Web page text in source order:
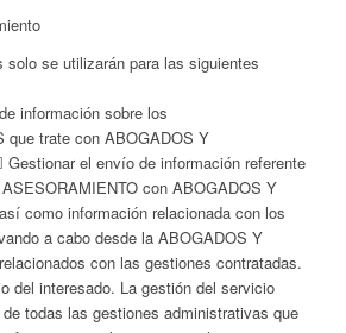
solo se utilizarán para las siguientes
información sobre los
que trate con ABOGADOS Y
el envío de información referente
con ABOGADOS Y
como información relacionada con los
a cabo desde la ABOGADOS Y
con las gestiones contratadas.
del interesado. La gestión del servicio
todas las gestiones administrativas que